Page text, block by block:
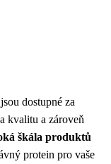
dostupné za
kvalitu a zároveň
škála produktů
protein pro vaše